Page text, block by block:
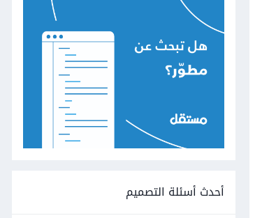
أحدث أسئلة التصميم